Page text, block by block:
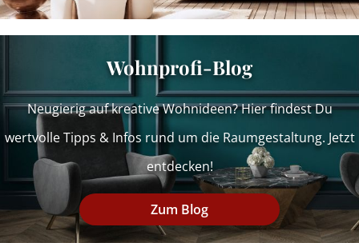
Wohnprofi-Blog
Neugierig auf kreative Wohnideen? Hier findest Du
wertvolle Tipps & Infos rund um die Raumgestaltung. Jetzt
entdecken!
Zum Blog